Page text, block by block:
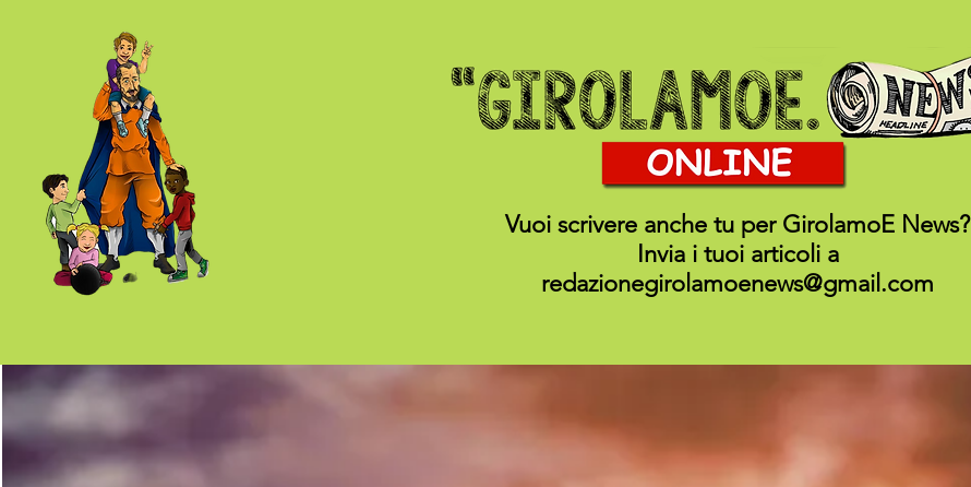
Vuoi scrivere anche tu per GirolamoE News?
Invia i tuoi articoli a
redazionegirolamoenews@gmail.com